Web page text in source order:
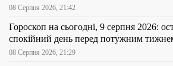
08 Серпня 2026, 21:42
Гороскоп на сьогодні, 9 серпня 2026:
спокійний день перед потужним
08 Серпня 2026, 21:29